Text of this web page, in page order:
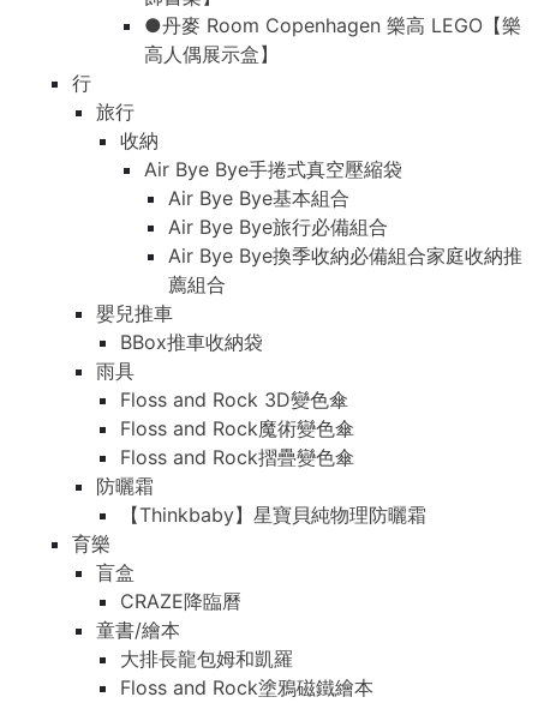
●丹麥 Room Copenhagen 樂高 LEGO【樂
高人偶展示盒】
行
旅行
收納
Air Bye Bye手捲式真空壓縮袋
Air Bye Bye基本組合
Air Bye Bye旅行必備組合
Air Bye Bye換季收納必備組合家庭收納推
薦組合
嬰兒推車
BBox推車收納袋
雨具
Floss and Rock 3D變色傘
Floss and Rock魔術變色傘
Floss and Rock摺疊變色傘
防曬霜
【Thinkbaby】星寶貝純物理防曬霜
育樂
盲盒
CRAZE降臨曆
童書/繪本
大排長龍包姆和凱羅
Floss and Rock塗鴉磁鐵繪本